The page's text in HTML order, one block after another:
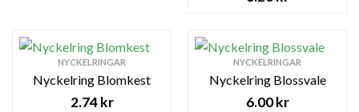
NYCKELRINGAR
Nyckelring Blomkest
2.74kr
NYCKELRINGAR
Nyckelring Blossvale
6.00kr